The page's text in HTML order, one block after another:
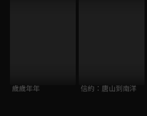
歲歲年年 信約：唐山到南洋